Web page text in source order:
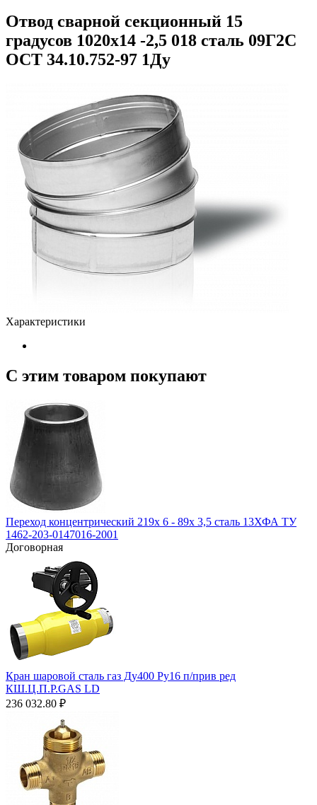
Отвод сварной секционный 15
градусов 1020х14 -2,5 018 сталь 09Г2С
ОСТ 34.10.752-97 1Ду
Характеристики
С этим товаром покупают
Переход концентрический 219х 6 - 89х 3,5 сталь 13ХФА ТУ
1462-203-0147016-2001
Договорная
Кран шаровой сталь газ Ду400 Ру16 п/прив ред
КШ.Ц.П.Р.GAS LD
236 032.80 ₽